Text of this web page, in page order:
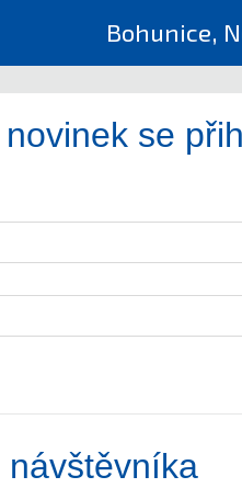
Bohunice,
se
návštěvníka